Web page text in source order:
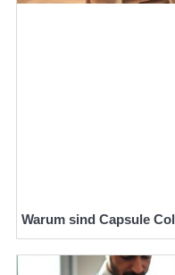
Warum sind Capsule